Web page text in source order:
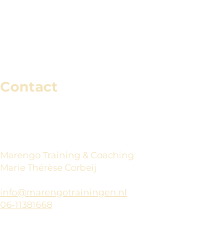
Contact
Marengo Training & Coaching
Marie Thérèse Corbeij
info@marengotrainingen.nl
06-11381668